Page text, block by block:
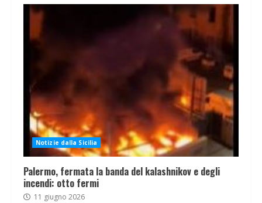
Notizie dalla Sicilia
Palermo, fermata la banda del kalashnikov e degli
incendi: otto fermi
11 giugno 2026